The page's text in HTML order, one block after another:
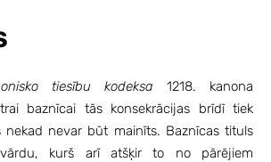
tiesību kodeksa 1218. kanona
baznīcai tās konsekrācijas brīdī tiek
nekad nevar būt mainīts. Baznīcas tituls
kurš arī atšķir to no pārējiem